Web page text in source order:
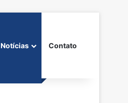
Notícias Contato